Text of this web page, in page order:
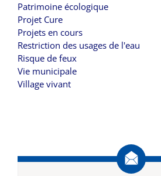
Patrimoine écologique
Projet Cure
Projets en cours
Restriction des usages de l'eau
Risque de feux
Vie municipale
Village vivant